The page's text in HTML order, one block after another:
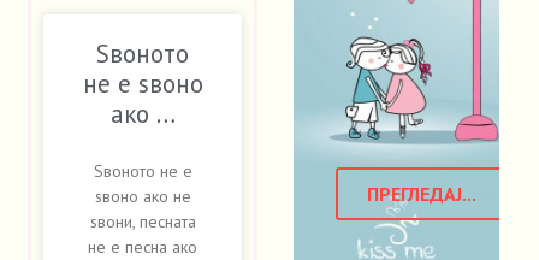
Ѕвоното
не е ѕвоно
ако …
Ѕвоното не е
ѕвоно ако не
ѕвони, песната
не е песна ако
ПРЕГЛЕДАЈ...